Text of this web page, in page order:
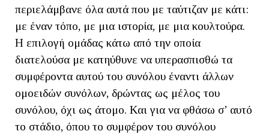
περιελάμβανε όλα αυτά που με ταύτιζαν με κάτι:
με έναν τόπο, με μια ιστορία, με μια κουλτούρα.
Η επιλογή ομάδας κάτω από την οποία
διατελούσα με κατηύθυνε να υπερασπισθώ τα
συμφέροντα αυτού του συνόλου έναντι άλλων
ομοειδών συνόλων, δρώντας ως μέλος του
συνόλου, όχι ως άτομο. Και για να φθάσω σ’ αυτό
το στάδιο, όπου το συμφέρον του συνόλου